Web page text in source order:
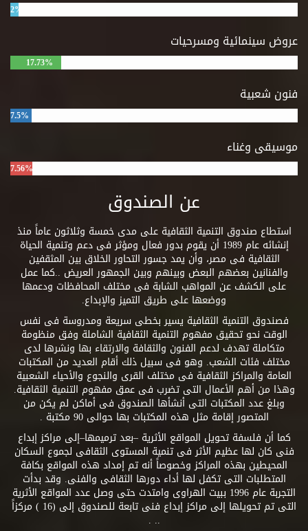
2%
عروض سينمائية ومسرحيات
17.73%
فنون شعبية
7.5%
موسيقى وغناء
7.56%
عن الصندوق
استطاع صندوق التنمية الثقافية على مدى خمسة وثلاثون عاماً منذ
إنشائه عام 1989 أن يقوم بدور فعال ومؤثر فى دعم وتنمية الحياة
الثقافية فى مصر، وأن يمد جسور التحاور الخلاق بين المثقفين
والفنانين بعضهم البعض وبينهم وبين الجمهور العريض ..كما عمل
على الكشف عن المواهب الشابة فى مختلف المحافظات ودعمها
ووضعها على طريق التميز والإبداع.
فصندوق التنمية الثقافية يسير بخطى سريعة ومدروسة فى نفس
الوقت نحو تحقيق مفهوم التنمية الثقافية الشاملة وفق منظومة
متكاملة تهدف لدعم الفنون والثقافة والارتقاء بها ونشرها لدى
مختلف فئات الشعب. وهو فى سبيل ذلك أقام العديد من المكتبات
العامة والمراكز الثقافية فى مختلف القرى والنجوع والأحياء الشعبية
وهذا من أهم الأعمال التى تضرب فى عمق مفهوم التنمية الثقافية.
وبلغ عدد المكتبات التى أنشأها الصندوق فى أماكن لم يكن من
المتصور إقامة مثل هذه المكتبات بها حوالى 90 مكتبة .
كما أن فلسفة تحويل المواقع الأثرية –بعد ترميمها–إلى مراكز إبداع
فنى كان لها عظيم الأثر فى تنمية المستوى الثقافى لجموع السكان
المحيطين بهذه المراكز وخصوصاً أنه تم إمداد هذه المواقع بكافة
المتطلبات التى تكفل لها أداء دورها الثقافى والفنى. وقد بدأت
التجربة عام 1996 ببيت الهراوى وامتدت حتى وصل عدد المواقع الأثرية
التى تم تحويلها إلى مراكز إبداع فنى تابعة للصندوق إلى (16 ) مركزاً
.. .